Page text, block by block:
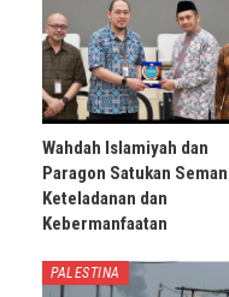
Wahdah Islamiyah dan
Paragon Satukan
Keteladanan dan
Kebermanfaatan
PALESTINA